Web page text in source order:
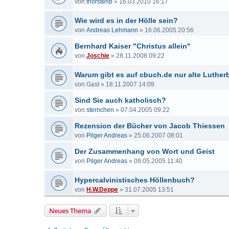
von thorstenb » 16.03.2010 16:17
Wie wird es in der Hölle sein?
von Andreas Lehmann » 16.06.2005 20:56
Bernhard Kaiser "Christus allein"
von Joschie » 28.11.2008 09:22
Warum gibt es auf cbuch.de nur alte
von Gast» 18.11.2007 14:09
Sind Sie auch katholisch?
von sternchen » 07.04.2005 09:22
Rezension der Bücher von Jacob Thiessen
von Pilger Andreas » 25.06.2007 08:01
Der Zusammenhang von Wort und Geist
von Pilger Andreas » 09.05.2005 11:40
Hypercalvinistisches Höllenbuch?
von H.W.Deppe » 31.07.2005 13:51
Neues Thema